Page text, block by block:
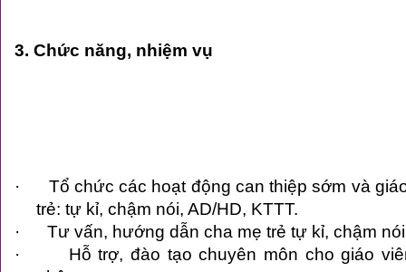
3. Chức năng, nhiệm vụ
·
Tổ chức các hoạt động can thiệp sớm và
trẻ: tự kỉ, chậm nói, AD/HD, KTTT.
·
Tư vấn, hướng dẫn cha mẹ trẻ tự kỉ, chậm
·
Hỗ trợ, đào tạo chuyên môn cho giáo